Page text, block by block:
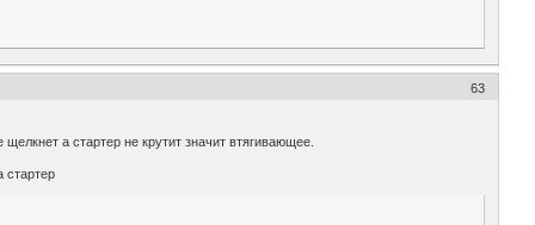
63
а стартер не крутит значит втягивающее.
стартер